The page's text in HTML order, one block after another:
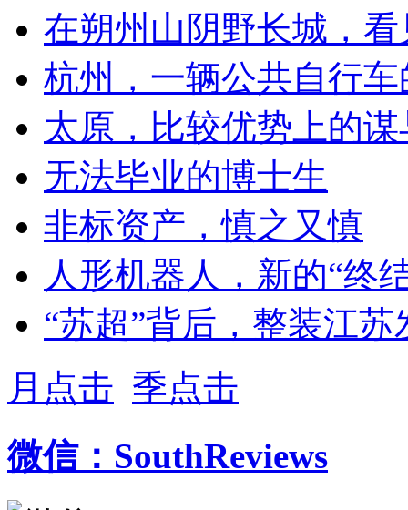
在朔州山阴野长城，
杭州，一辆公共自行
太原，比较优势上的谋
无法毕业的博士生
非标资产，慎之又慎
人形机器人，新的“终
“苏超”背后，整装江苏
月点击 季点击
微信：SouthReviews